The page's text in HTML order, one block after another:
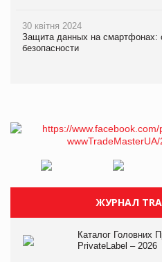
30 квітня 2024
Защита данных на смартфонах:
безопасности
ЖУРНАЛ
Каталог Головних
PrivateLabel – 2026